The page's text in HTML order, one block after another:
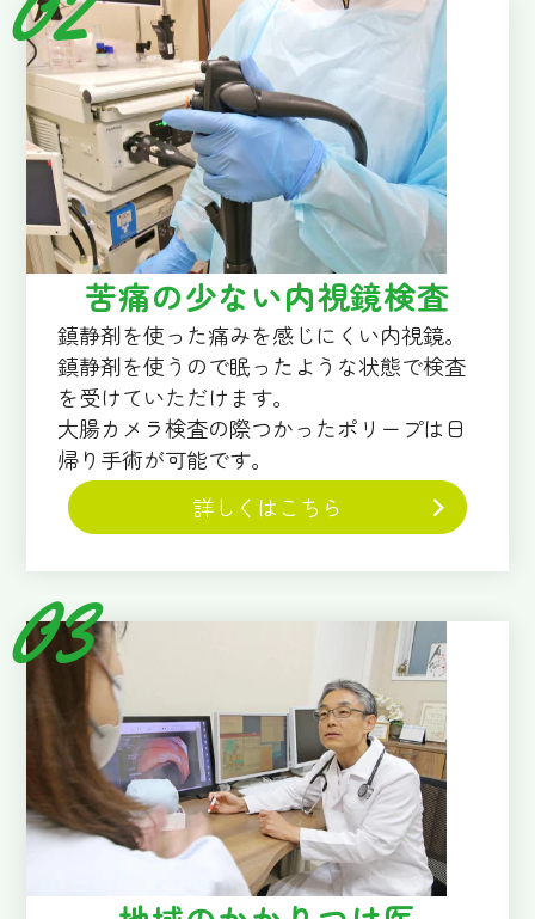
苦痛の少ない内視鏡検査
鎮静剤を使った痛みを感じにくい内視鏡。
鎮静剤を使うので眠ったような状態で検査
を受けていただけます。
大腸カメラ検査の際つかったポリープは日
帰り手術が可能です。
詳しくはこちら